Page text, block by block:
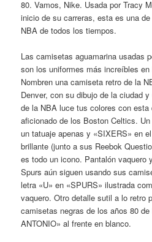
80. Vamos, Nike. Usada por Tracy
inicio de su carreras, esta es una
NBA de todos los tiempos.
Las camisetas aguamarina usadas
son los uniformes más increíbles
Nombren una camiseta retro de la
Denver, con su dibujo de la ciudad
de la NBA luce tus colores con
aficionado de los Boston Celtics.
un tatuaje apenas y «SIXERS» en
brillante (junto a sus Reebok
es todo un icono. Pantalón vaquero
Spurs aún siguen usando sus
letra «U» en «SPURS» ilustrada
vaquero. Otro detalle sutil a lo retro
camisetas negras de los años 80
ANTONIO» al frente en blanco.